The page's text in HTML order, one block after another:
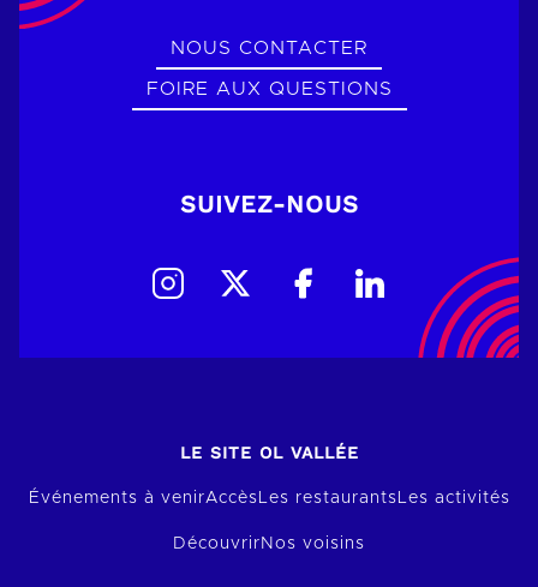
NOUS CONTACTER
FOIRE AUX QUESTIONS
SUIVEZ-NOUS
LE SITE OL VALLÉE
Événements à venirAccèsLes restaurantsLes activités
Découvrir Nos voisins